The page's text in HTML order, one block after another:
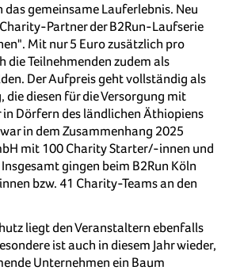
das gemeinsame Lauferlebnis. Neu
Partner der B2Run-Laufserie
Mit nur 5 Euro zusätzlich pro
die Teilnehmenden zudem als
Der Aufpreis geht vollständig als
die diesen für die Versorgung mit
in Dörfern des ländlichen Äthiopiens
in dem Zusammenhang 2025
mit 100 Charity Starter/-innen und
gingen beim B2Run Köln
bzw. 41 Charity-Teams an den
liegt den Veranstaltern ebenfalls
ist auch in diesem Jahr wieder,
Unternehmen ein Baum